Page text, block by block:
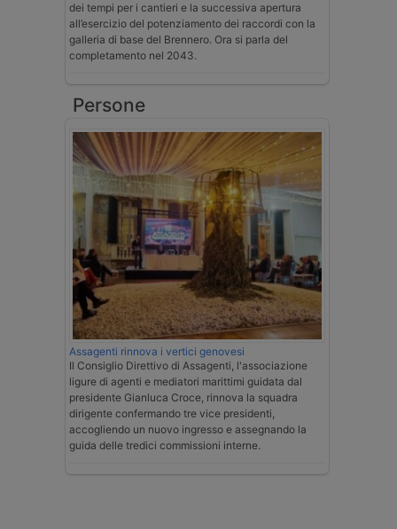
dei tempi per i cantieri e la successiva apertura
all’esercizio del potenziamento dei raccordi con la
galleria di base del Brennero. Ora si parla del
completamento nel 2043.
Persone
Assagenti rinnova i vertici genovesi
Il Consiglio Direttivo di Assagenti, l'associazione
ligure di agenti e mediatori marittimi guidata dal
presidente Gianluca Croce, rinnova la squadra
dirigente confermando tre vice presidenti,
accogliendo un nuovo ingresso e assegnando la
guida delle tredici commissioni interne.